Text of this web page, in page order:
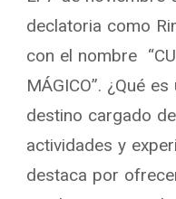
declatoria como
con el nombre
MÁGICO”. ¿Qué
destino cargado
actividades y
destaca por